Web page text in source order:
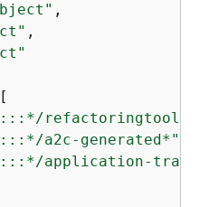
,
,
a2c-generated*"
application-